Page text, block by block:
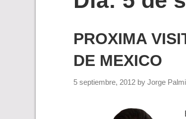
PROXIMA
DE MEXICO
5 septiembre, 2012 by Jorge